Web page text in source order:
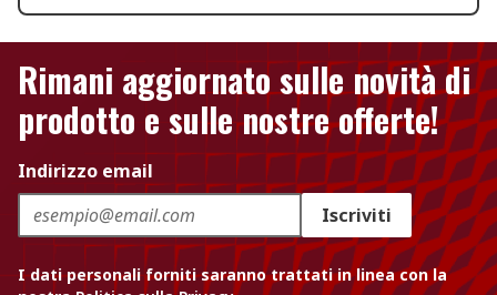
Rimani aggiornato sulle novità di
prodotto e sulle nostre offerte!
Indirizzo email
Iscriviti
I dati personali forniti saranno trattati in linea con la